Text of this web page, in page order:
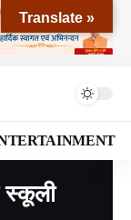
>कोरोना की आहट में कैसी होगी स्कूली शिक्षा ?
स्कूली
Translate »